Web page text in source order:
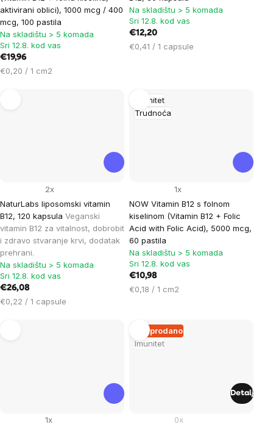
aktivirani oblici), 1000 mcg / 400
mcg, 100 pastila
Na skladištu > 5 komada
Sri 12.8. kod vas
€19,96
Cijena
€0,20 / 1 cm2
Na skladištu > 5 komada
Sri 12.8. kod vas
€12,20
Cijena
€0,41 / 1 capsule
NaturLabs liposomski vitamin
B12, 120 kapsula Veganski
vitamin B12 za vitalnost, dobrobit
i zdravo stvaranje krvi, dodatak
prehrani.
2x
Na skladištu > 5 komada
Sri 12.8. kod vas
€26,08
Cijena
€0,22 / 1 capsule
Imunitet
Trudnoća
NOW Vitamin B12 s folnom
kiselinom (Vitamin B12 + Folic
Acid with Folic Acid), 5000 mcg,
60 pastila
1x
Na skladištu > 5 komada
Sri 12.8. kod vas
€10,98
Cijena
€0,18 / 1 cm2
1x
Imunitet
Rasprodano
0x
Detalj